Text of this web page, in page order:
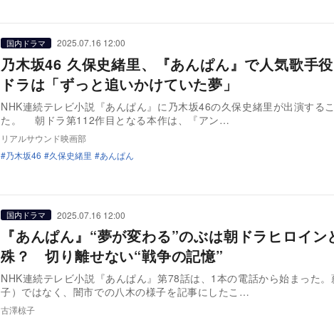
国内ドラマ 2025.07.16 12:00
乃木坂46 久保史緒里、『あんぱん』で人気歌手
ドラは「ずっと追いかけていた夢」
NHK連続テレビ小説『あんぱん』に乃木坂46の久保史緒里が出演する
た。 朝ドラ第112作目となる本作は、『アン…
リアルサウンド映画部
乃木坂46
久保史緒里 あんぱん
国内ドラマ 2025.07.16 12:00
『あんぱん』“夢が変わる”のぶは朝ドラヒロイン
殊？ 切り離せない“戦争の記憶”
NHK連続テレビ小説『あんぱん』第78話は、1本の電話から始まった
子）ではなく、闇市での八木の様子を記事にしたこ…
古澤椋子